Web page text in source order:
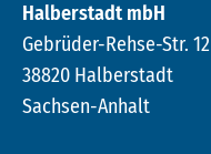
Halberstadt mbH
Gebrüder-Rehse-Str. 12
38820 Halberstadt
Sachsen-Anhalt